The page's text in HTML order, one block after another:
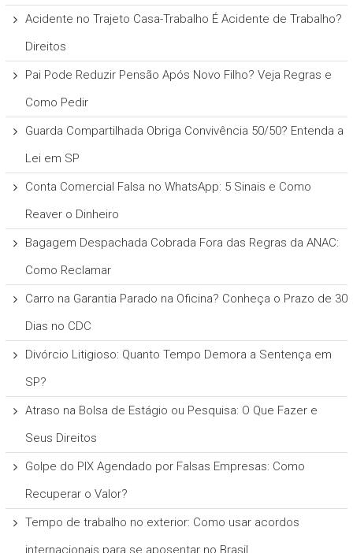
Acidente no Trajeto Casa-Trabalho É Acidente de Trabalho?
Direitos
Pai Pode Reduzir Pensão Após Novo Filho? Veja Regras e
Como Pedir
Guarda Compartilhada Obriga Convivência 50/50? Entenda a
Lei em SP
Conta Comercial Falsa no WhatsApp: 5 Sinais e Como
Reaver o Dinheiro
Bagagem Despachada Cobrada Fora das Regras da ANAC:
Como Reclamar
Carro na Garantia Parado na Oficina? Conheça o Prazo de 30
Dias no CDC
Divórcio Litigioso: Quanto Tempo Demora a Sentença em
SP?
Atraso na Bolsa de Estágio ou Pesquisa: O Que Fazer e
Seus Direitos
Golpe do PIX Agendado por Falsas Empresas: Como
Recuperar o Valor?
Tempo de trabalho no exterior: Como usar acordos
internacionais para se aposentar no Brasil